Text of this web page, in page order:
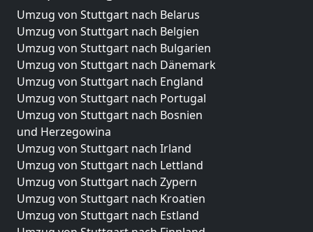
Umzug von Stuttgart nach Belarus
Umzug von Stuttgart nach Belgien
Umzug von Stuttgart nach Bulgarien
Umzug von Stuttgart nach Dänemark
Umzug von Stuttgart nach England
Umzug von Stuttgart nach Portugal
Umzug von Stuttgart nach Bosnien
und Herzegowina
Umzug von Stuttgart nach Irland
Umzug von Stuttgart nach Lettland
Umzug von Stuttgart nach Zypern
Umzug von Stuttgart nach Kroatien
Umzug von Stuttgart nach Estland